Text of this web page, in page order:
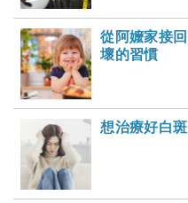
從阿嬤家接
壞的習慣
想治療好白